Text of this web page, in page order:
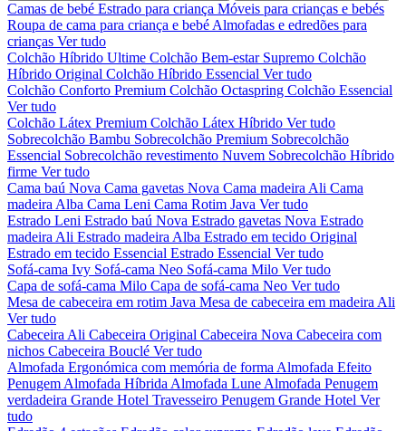
Camas de bebé Estrado para criança Móveis para crianças e bebés
Roupa de cama para criança e bebé Almofadas e edredões para
crianças Ver tudo
Colchão Híbrido Ultime Colchão Bem-estar Supremo Colchão
Híbrido Original Colchão Híbrido Essencial Ver tudo
Colchão Conforto Premium Colchão Octaspring Colchão Essencial
Ver tudo
Colchão Látex Premium Colchão Látex Híbrido Ver tudo
Sobrecolchão Bambu Sobrecolchão Premium Sobrecolchão
Essencial Sobrecolchão revestimento Nuvem Sobrecolchão Híbrido
firme Ver tudo
Cama baú Nova Cama gavetas Nova Cama madeira Ali Cama
madeira Alba Cama Leni Cama Rotim Java Ver tudo
Estrado Leni Estrado baú Nova Estrado gavetas Nova Estrado
madeira Ali Estrado madeira Alba Estrado em tecido Original
Estrado em tecido Essencial Estrado Essencial Ver tudo
Sofá-cama Ivy Sofá-cama Neo Sofá-cama Milo Ver tudo
Capa de sofá-cama Milo Capa de sofá-cama Neo Ver tudo
Mesa de cabeceira em rotim Java Mesa de cabeceira em madeira Ali
Ver tudo
Cabeceira Ali Cabeceira Original Cabeceira Nova Cabeceira com
nichos Cabeceira Bouclé Ver tudo
Almofada Ergonómica com memória de forma Almofada Efeito
Penugem Almofada Híbrida Almofada Lune Almofada Penugem
verdadeira Grande Hotel Travesseiro Penugem Grande Hotel Ver
tudo